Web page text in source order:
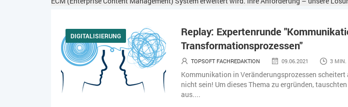
DIGITALISIERUNG
Replay: Expertenrunde
Transformationsprozessen"
TOPSOFT FACHREDAKTION 09.06.2021 3 MIN.
Kommunikation in Veränderungsprozessen
nicht sein! Um dieses Thema zu ergründen,
aus....